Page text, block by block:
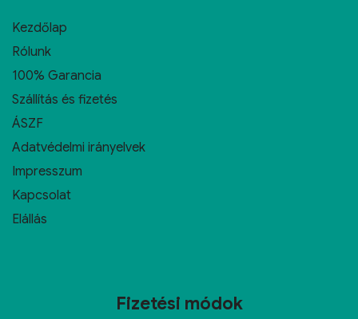
Kezdőlap
Rólunk
100% Garancia
Szállítás és fizetés
ÁSZF
Adatvédelmi irányelvek
Impresszum
Kapcsolat
Elállás
Fizetési módok